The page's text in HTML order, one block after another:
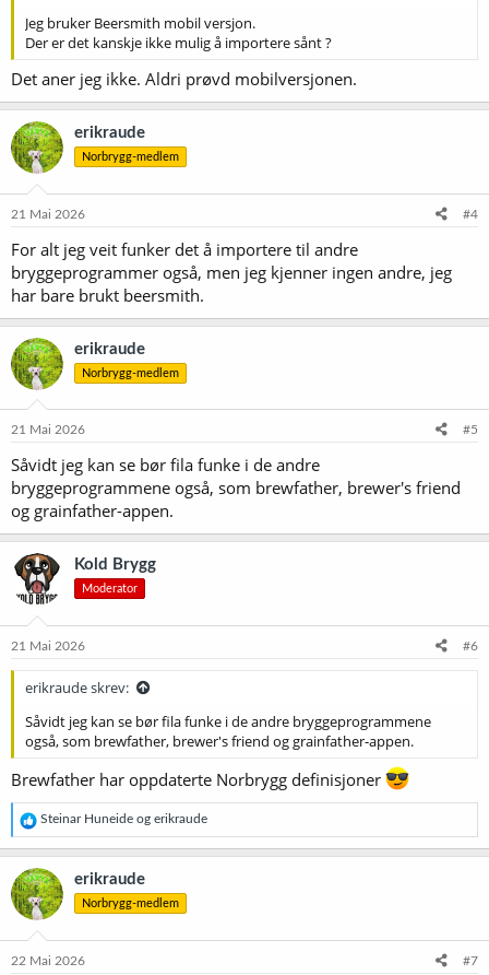
Jeg bruker Beersmith mobil versjon.
Der er det kanskje ikke mulig å importere sånt ?
Det aner jeg ikke. Aldri prøvd mobilversjonen.
erikraude
Norbrygg-medlem
21 Mai 2026 #4
For alt jeg veit funker det å importere til andre
bryggeprogrammer også, men jeg kjenner ingen andre, jeg
har bare brukt beersmith.
erikraude
Norbrygg-medlem
21 Mai 2026 #5
Såvidt jeg kan se bør fila funke i de andre
bryggeprogrammene også, som brewfather, brewer's friend
og grainfather-appen.
Kold Brygg
Moderator
21 Mai 2026 #6
erikraude skrev:
Såvidt jeg kan se bør fila funke i de andre bryggeprogrammene
også, som brewfather, brewer's friend og grainfather-appen.
Brewfather har oppdaterte Norbrygg definisjoner
R
e
a
k
s
j
o
e
Steinar Huneide og erikraude
erikraude
Norbrygg-medlem
22 Mai 2026 #7